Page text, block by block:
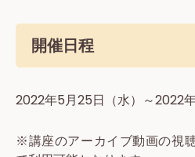
開催日程
2022年5月25日（水）～2022
※講座のアーカイブ動画の視